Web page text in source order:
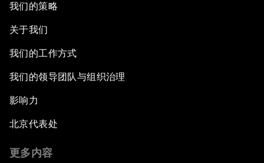
我们的策略
关于我们
我们的工作方式
我们的领导团队与组织治理
影响力
北京代表处
更多内容